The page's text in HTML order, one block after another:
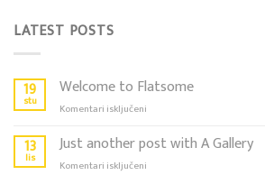
LATEST POSTS
19
stu
Welcome to Flatsome
Komentari isključeni
to
Flatsome
13
lis
Just another post with A Gallery
Komentari isključeni